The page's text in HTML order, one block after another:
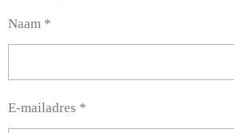
Naam *
E-mailadres *